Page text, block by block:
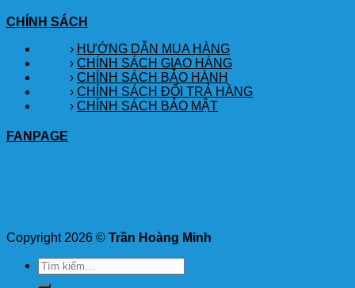
CHÍNH SÁCH
› HƯỚNG DẪN MUA HÀNG
› CHÍNH SÁCH GIAO HÀNG
› CHÍNH SÁCH BẢO HÀNH
› CHÍNH SÁCH ĐỔI TRẢ HÀNG
› CHÍNH SÁCH BẢO MẬT
FANPAGE
Copyright 2026 © Trần Hoàng Minh
Tìm
kiếm: